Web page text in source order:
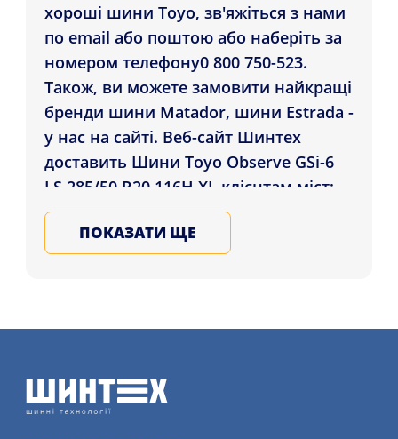
хороші шини Toyo, зв'яжіться з нами
по email або поштою або наберіть за
номером телефону0 800 750-523.
Також, ви можете замовити найкращі
бренди шини Matador, шини Estrada -
у нас на сайті. Веб-сайт Шинтех
доставить Шини Toyo Observe GSi-6
LS 285/50 R20 116H XL клієнтам міст:
Маріуполь, Запоріжжя, Чернівці , а
також інші міста України. Підбирайте
та замовляйте зимові шини для авто
нашому сайті.
ПОКАЗАТИ ЩЕ